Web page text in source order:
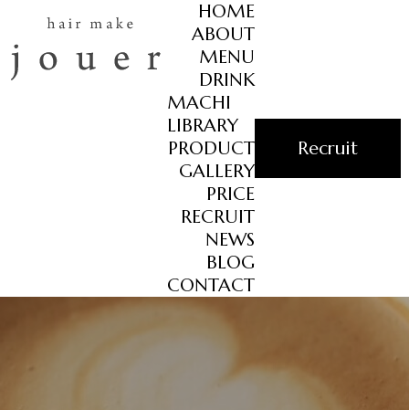
HOME
ABOUT
MENU
DRINK
MACHI
LIBRARY
PRODUCT
GALLERY
PRICE
RECRUIT
NEWS
BLOG
CONTACT
Recruit